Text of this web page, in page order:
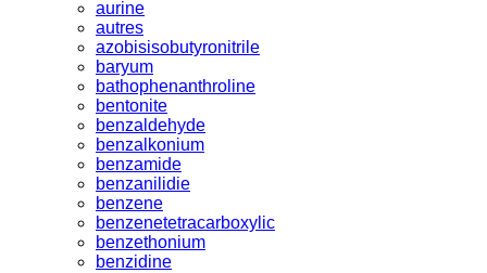
aurine
autres
azobisisobutyronitrile
baryum
bathophenanthroline
bentonite
benzaldehyde
benzalkonium
benzamide
benzanilidie
benzene
benzenetetracarboxylic
benzethonium
benzidine